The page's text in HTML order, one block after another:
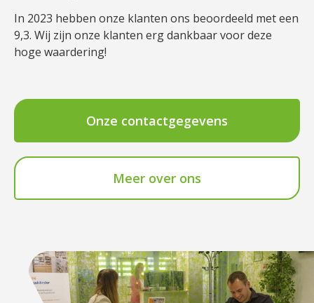
In 2023 hebben onze klanten ons beoordeeld met een
9,3. Wij zijn onze klanten erg dankbaar voor deze
hoge waardering!
Onze contactgegevens
Meer over ons